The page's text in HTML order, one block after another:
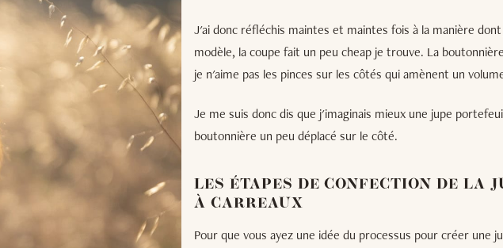
J'ai donc réfléchis maintes et maintes fois à la manière
modèle, la coupe fait un peu cheap je trouve. La
je n'aime pas les pinces sur les côtés qui amènent un
Je me suis donc dis que j'imaginais mieux une jupe
boutonnière un peu déplacé sur le côté.
LES ÉTAPES DE CONFECTION DE LA
À CARREAUX
Pour que vous ayez une idée du processus pour créer une